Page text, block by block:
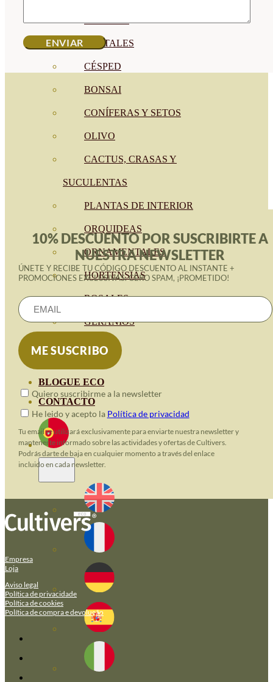
FRUTALES
CÉSPED
BONSAI
CONÍFERAS Y SETOS
OLIVO
CACTUS, CRASAS Y
SUCULENTAS
PLANTAS DE INTERIOR
ORQUIDEAS
ORNAMENTALES
HORTENSIAS
ROSALES
GERANIOS
BLOGUE ECO
CONTACTO
10% DESCUENTO POR SUSCRIBIRTE A
NUESTRA NEWSLETTER
ÚNETE Y RECIBE TU CÓDIGO DESCUENTO AL INSTANTE +
PROMOCIONES EXCLUSIVAS. CERO SPAM, ¡PROMETIDO!
Quiero suscribirme a la newsletter
He leido y acepto la Política de privacidad
Tu email se utilizará exclusivamente para enviarte nuestra newsletter y
mantenerte informado sobre las actividades y ofertas de Cultivers.
Podrás darte de baja en cualquier momento a través del enlace
incluido en cada newsletter.
Empresa
Loja
Aviso legal
Política de privacidade
Política de cookies
Política de compra e devolução